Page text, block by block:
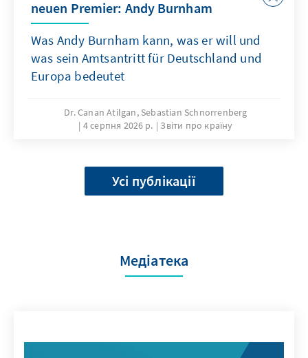
neuen Premier: Andy Burnham
Was Andy Burnham kann, was er will und
was sein Amtsantritt für Deutschland und
Europa bedeutet
Dr. Canan Atilgan, Sebastian Schnorrenberg
4 серпня 2026 р.
Звіти про країну
Усі публікації
Медіатека